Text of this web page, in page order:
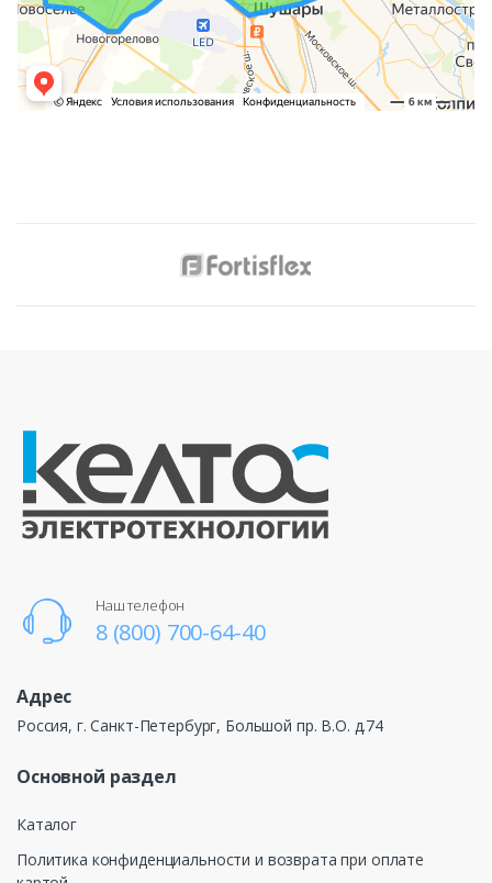
Наш телефон
8 (800) 700-64-40
Адрес
Россия, г. Санкт-Петербург, Большой пр. В.О. д.74
Основной раздел
Каталог
Политика конфиденциальности и возврата при оплате